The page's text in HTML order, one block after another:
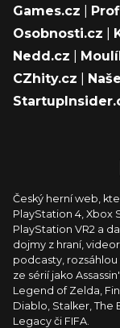
Games.cz
Osobnosti.cz
Nedd.cz
CZhity.cz
Český herní web,
PlayStation 4, Xbox
PlayStation VR2 a
dojmy z hraní,
podcasty,
ze sérií jako
Legend of Zelda,
Diablo, Stalker, The
Legacy či FIFA.